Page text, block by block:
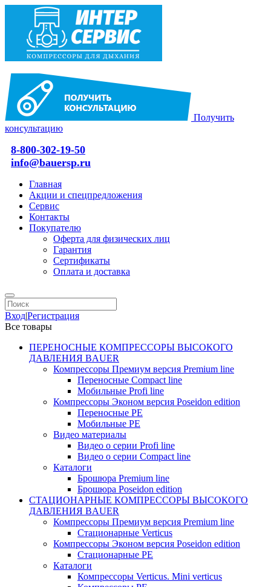
Получить
консультацию
8-800-302-19-50
info@bauersp.ru
Главная
Акции и спецпредложения
Сервис
Контакты
Покупателю
Оферта для физических лиц
Гарантия
Сертификаты
Оплата и доставка
Вход|Регистрация
Все товары
ПЕРЕНОСНЫЕ КОМПРЕССОРЫ ВЫСОКОГО
ДАВЛЕНИЯ BAUER
Компрессоры Премиум версия Premium line
Переносные Compact line
Мобильные Profi line
Компрессоры Эконом версия Poseidon edition
Переносные PE
Мобильные PE
Видео материалы
Видео о серии Profi line
Видео о серии Compact line
Каталоги
Брошюра Premium line
Брошюра Poseidon edition
СТАЦИОНАРНЫЕ КОМПРЕССОРЫ ВЫСОКОГО
ДАВЛЕНИЯ BAUER
Компрессоры Премиум версия Premium line
Стационарные Verticus
Компрессоры Эконом версия Poseidon edition
Стационарные PE
Каталоги
Компрессоры Verticus. Mini verticus